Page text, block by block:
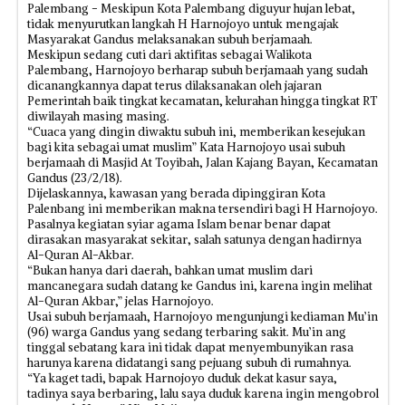
Palembang - Meskipun Kota Palembang diguyur hujan lebat,
tidak menyurutkan langkah H Harnojoyo untuk mengajak
Masyarakat Gandus melaksanakan subuh berjamaah.
Meskipun sedang cuti dari aktifitas sebagai Walikota
Palembang, Harnojoyo berharap subuh berjamaah yang sudah
dicanangkannya dapat terus dilaksanakan oleh jajaran
Pemerintah baik tingkat kecamatan, kelurahan hingga tingkat RT
diwilayah masing masing.
“Cuaca yang dingin diwaktu subuh ini, memberikan kesejukan
bagi kita sebagai umat muslim” Kata Harnojoyo usai subuh
berjamaah di Masjid At Toyibah, Jalan Kajang Bayan, Kecamatan
Gandus (23/2/18).
Dijelaskannya, kawasan yang berada dipinggiran Kota
Palenbang ini memberikan makna tersendiri bagi H Harnojoyo.
Pasalnya kegiatan syiar agama Islam benar benar dapat
dirasakan masyarakat sekitar, salah satunya dengan hadirnya
Al-Quran Al-Akbar.
“Bukan hanya dari daerah, bahkan umat muslim dari
mancanegara sudah datang ke Gandus ini, karena ingin melihat
Al-Quran Akbar,” jelas Harnojoyo.
Usai subuh berjamaah, Harnojoyo mengunjungi kediaman Mu’in
(96) warga Gandus yang sedang terbaring sakit. Mu’in ang
tinggal sebatang kara ini tidak dapat menyembunyikan rasa
harunya karena didatangi sang pejuang subuh di rumahnya.
“Ya kaget tadi, bapak Harnojoyo duduk dekat kasur saya,
tadinya saya berbaring, lalu saya duduk karena ingin mengobrol